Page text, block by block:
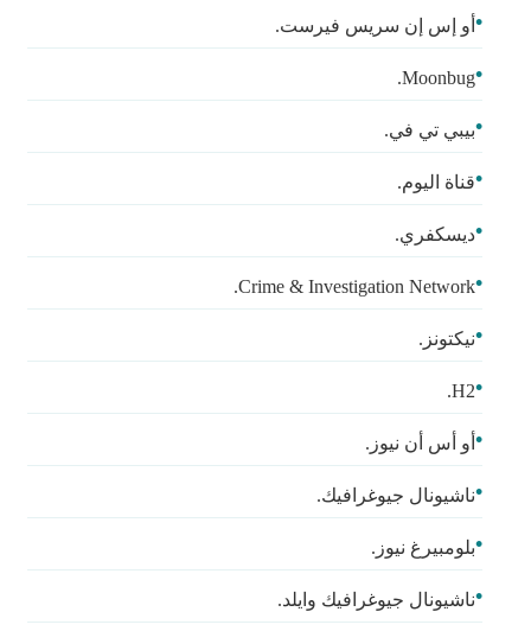
أو إس إن سريس فيرست.
Moonbug.
بيبي تي في.
قناة اليوم.
ديسكفري.
Crime & Investigation Network.
نيكتونز.
H2.
أو أس أن نيوز.
ناشيونال جيوغرافيك.
بلومبيرغ نيوز.
ناشيونال جيوغرافيك وايلد.